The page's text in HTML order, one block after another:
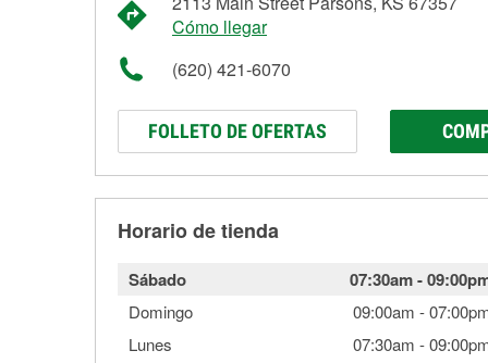
Cómo llegar
(620) 421-6070
FOLLETO DE OFERTAS
Horario de tienda
Sábado 07:30am-
Domingo 09:00am -
Lunes
07:30am -